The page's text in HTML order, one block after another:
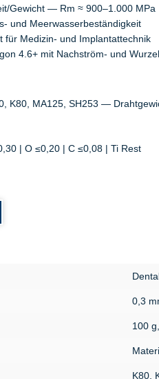
Gewicht — Rm ≈ 900–1.000 MPa
und Meerwasserbeständigkeit
Medizin- und Implantattechnik
4.6+ mit Nachström- und
K80, MA125, SH253 —
| O ≤0,20 | C ≤0,08 | Ti Rest
0,3
100
K80,